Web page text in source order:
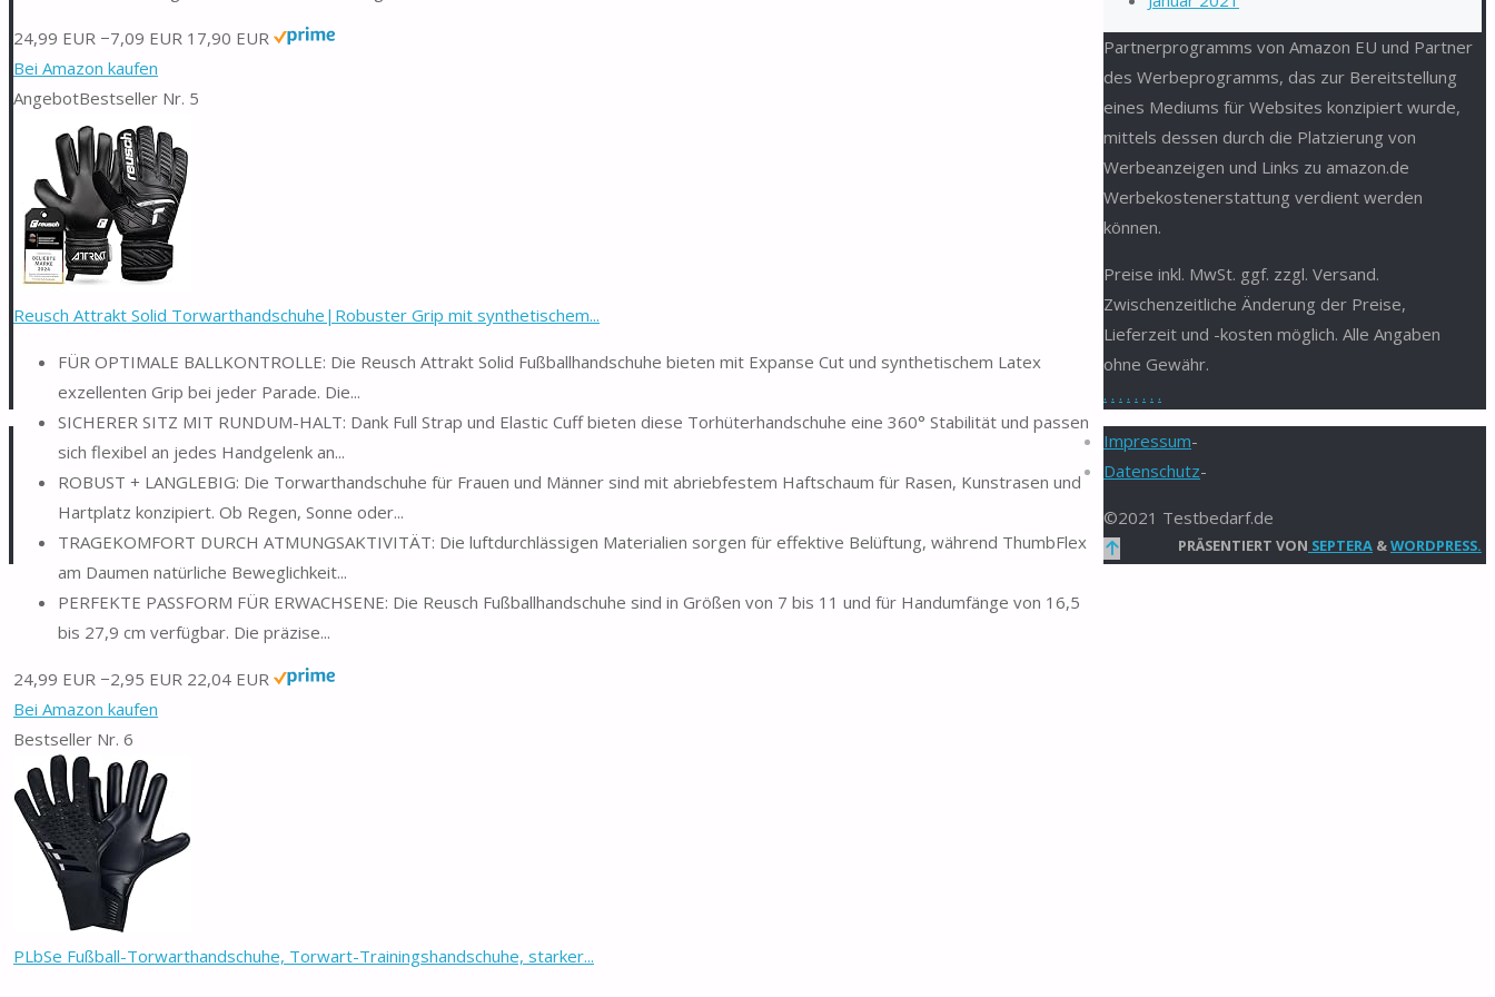
24,99 EUR −7,09 EUR 17,90 EUR
Bei Amazon kaufen
AngebotBestseller Nr. 5
Reusch Attrakt Solid Torwarthandschuhe|Robuster Grip mit synthetischem...
FÜR OPTIMALE BALLKONTROLLE: Die Reusch Attrakt Solid Fußballhandschuhe bieten mit Expanse Cut und synthetischem Latex
exzellenten Grip bei jeder Parade. Die...
SICHERER SITZ MIT RUNDUM-HALT: Dank Full Strap und Elastic Cuff bieten diese Torhüterhandschuhe eine 360° Stabilität und passen
sich flexibel an jedes Handgelenk an...
ROBUST + LANGLEBIG: Die Torwarthandschuhe für Frauen und Männer sind mit abriebfestem Haftschaum für Rasen, Kunstrasen und
Hartplatz konzipiert. Ob Regen, Sonne oder...
TRAGEKOMFORT DURCH ATMUNGSAKTIVITÄT: Die luftdurchlässigen Materialien sorgen für effektive Belüftung, während ThumbFlex
am Daumen natürliche Beweglichkeit...
PERFEKTE PASSFORM FÜR ERWACHSENE: Die Reusch Fußballhandschuhe sind in Größen von 7 bis 11 und für Handumfänge von 16,5
bis 27,9 cm verfügbar. Die präzise...
24,99 EUR −2,95 EUR 22,04 EUR
Bei Amazon kaufen
Bestseller Nr. 6
PLbSe Fußball-Torwarthandschuhe, Torwart-Trainingshandschuhe, starker...
Partnerprogramms von Amazon EU und Partner
des Werbeprogramms, das zur Bereitstellung
eines Mediums für Websites konzipiert wurde,
mittels dessen durch die Platzierung von
Werbeanzeigen und Links zu amazon.de
Werbekostenerstattung verdient werden
können.
Preise inkl. MwSt. ggf. zzgl. Versand.
Zwischenzeitliche Änderung der Preise,
Lieferzeit und -kosten möglich. Alle Angaben
ohne Gewähr.
. . . . . . . .
Impressum-
Datenschutz-
©2021 Testbedarf.de
PRÄSENTIERT VON SEPTERA &WORDPRESS.
Zurück